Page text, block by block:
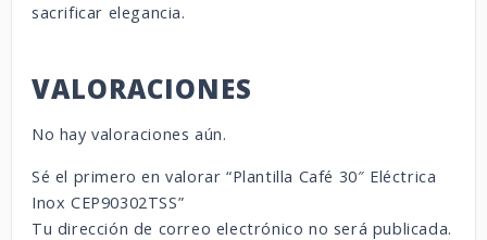
sacrificar elegancia.
VALORACIONES
No hay valoraciones aún.
Sé el primero en valorar “Plantilla Café 30″ Eléctrica
Inox CEP90302TSS”
Tu dirección de correo electrónico no será publicada.